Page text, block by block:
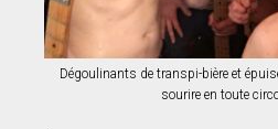
Dégoulinants de transpi-bière et
sourire en toute